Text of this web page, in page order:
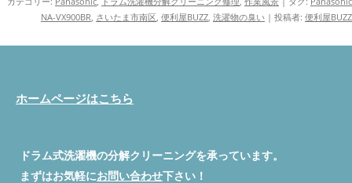
NA-VX900BR, さいたま市南区, 便利屋BUZZ, 洗濯物の臭い | 投稿者: 便利屋BUZZ
ホームページはこちら
ドラム式洗濯機の分解クリーニングを承っています。
まずはお気軽にお問い合わせ下さい！